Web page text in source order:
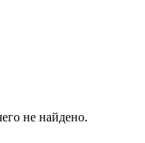
не найдено.